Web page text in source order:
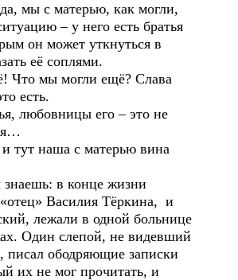
матерью, как могли,
– у него есть братья
он может уткнуться в
её соплями.
могли ещё? Слава
есть.
его – это не
с матерью вина
в конце жизни
Василия Тёркина, и
лежали в одной больнице
Один слепой, не видевший
писал ободряющие записки
их не мог прочитать, и